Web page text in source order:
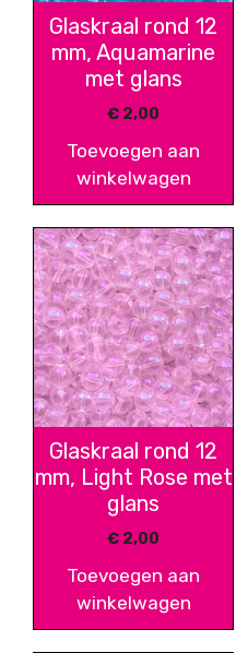
Glaskraal rond 12
mm, Aquamarine
met glans
€ 2,00
Toevoegen aan
winkelwagen
Glaskraal rond 12
mm, Light Rose met
glans
€ 2,00
Toevoegen aan
winkelwagen